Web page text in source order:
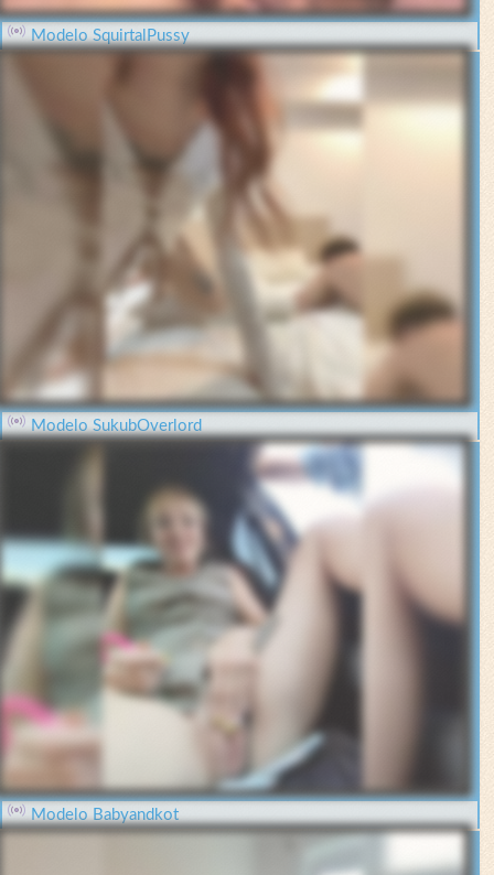
Modelo SquirtalPussy
Modelo SukubOverlord
Modelo Babyandkot